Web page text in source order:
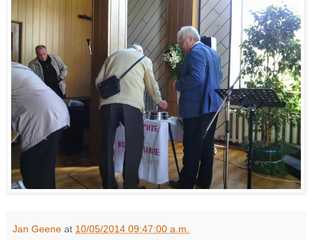
Jan Geene at 10/05/2014 09:47:00 a.m.